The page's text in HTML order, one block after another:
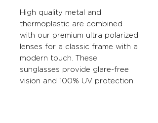
High quality metal and
thermoplastic are combined
with our premium ultra polarized
lenses for a classic frame with a
modern touch. These
sunglasses provide glare-free
vision and 100% UV protection.